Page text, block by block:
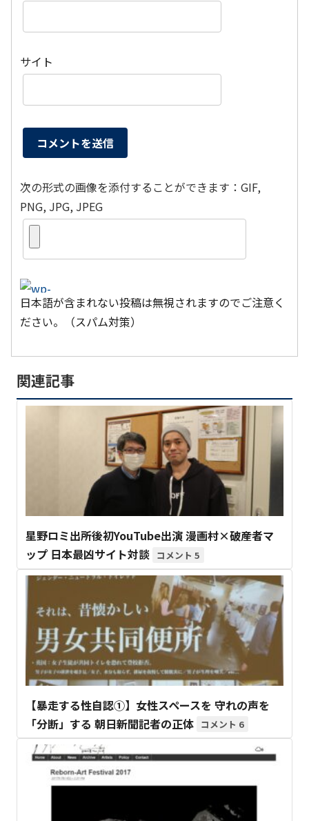
サイト
次の形式の画像を添付することができます：GIF,
PNG, JPG, JPEG
日本語が含まれない投稿は無視されますのでご注意く
ださい。（スパム対策）
関連記事
星野ロミ出所後初YouTube出演 漫画村×破産者マ
ップ 日本最凶サイト対談
5
【暴走する性自認①】女性スペースを 守れの声を
「分断」する 朝日新聞記者の正体
6